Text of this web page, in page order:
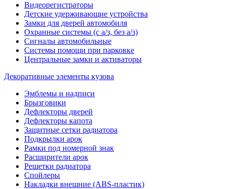
Видеорегистраторы
Детские удерживающие устройства
Замки для дверей автомобиля
Охранные системы (с а/з, без а/з)
Сигналы автомобильные
Системы помощи при парковке
Центральные замки и активаторы
Декоративные элементы кузова
Эмблемы и надписи
Брызговики
Дефлекторы дверей
Дефлекторы капота
Защитные сетки радиатора
Подкрылки арок
Рамки под номерной знак
Расширители арок
Решетки радиатора
Спойлеры
Накладки внешние (ABS-пластик)